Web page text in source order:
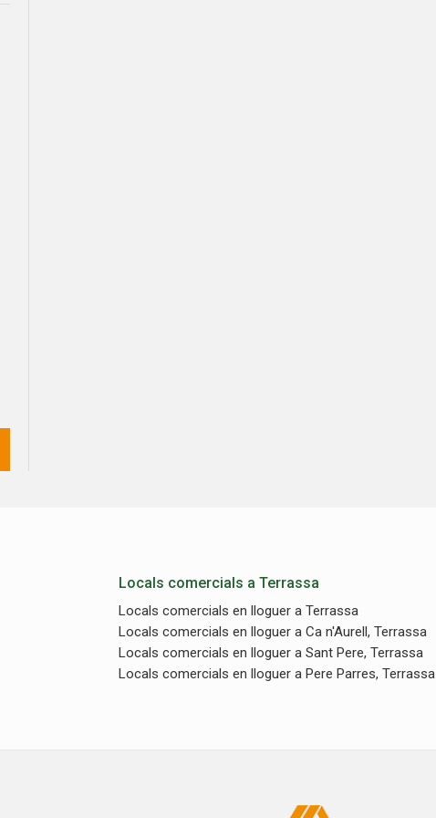
Locals comercials a Terrassa
Locals comercials en lloguer a Terrassa
Locals comercials en lloguer a Ca n'Aurell, Terrassa
Locals comercials en lloguer a Sant Pere, Terrassa
Locals comercials en lloguer a Pere Parres, Terrassa